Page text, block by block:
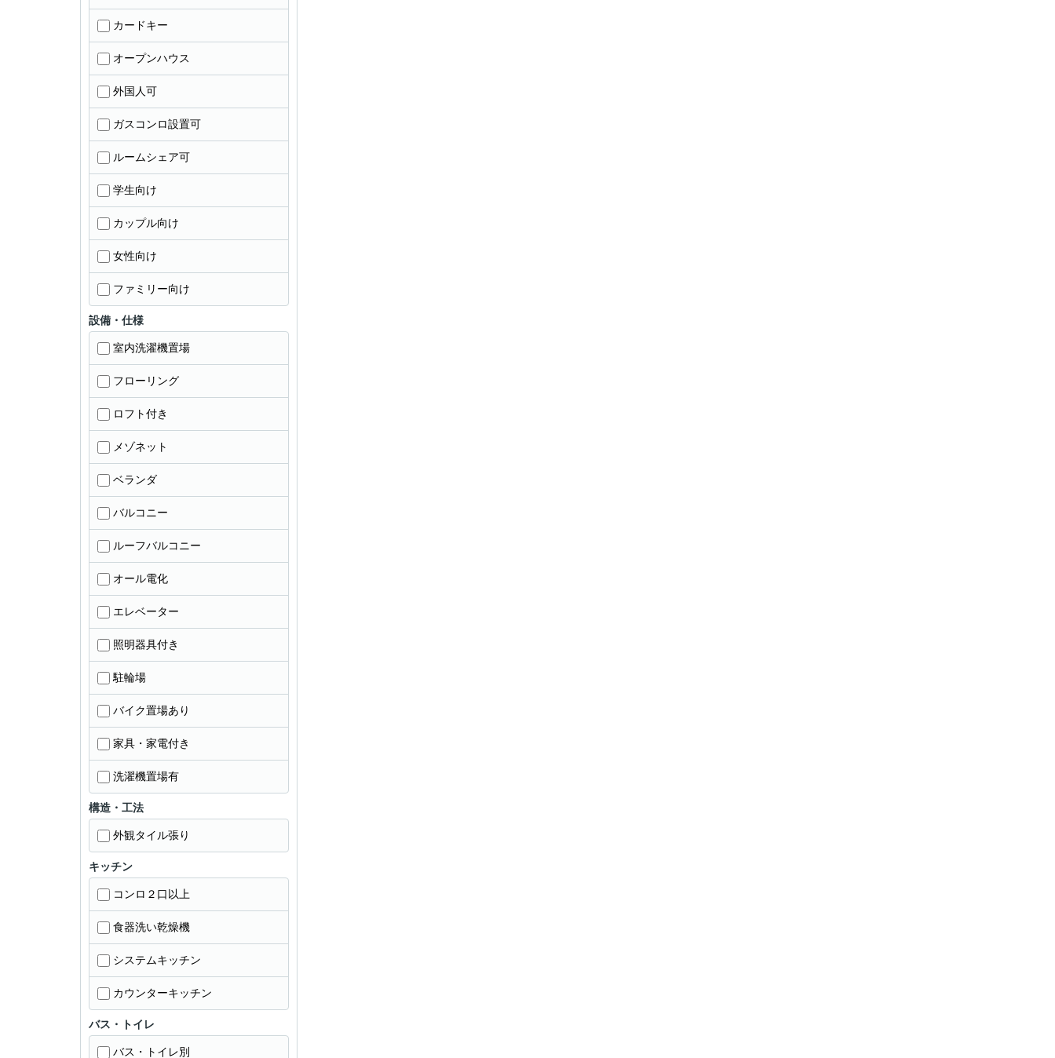
カードキー
オープンハウス
外国人可
ガスコンロ設置可
ルームシェア可
学生向け
カップル向け
女性向け
ファミリー向け
設備・仕様
室内洗濯機置場
フローリング
ロフト付き
メゾネット
ベランダ
バルコニー
ルーフバルコニー
オール電化
エレベーター
照明器具付き
駐輪場
バイク置場あり
家具・家電付き
洗濯機置場有
構造・工法
外観タイル張り
キッチン
コンロ２口以上
食器洗い乾燥機
システムキッチン
カウンターキッチン
バス・トイレ
バス・トイレ別